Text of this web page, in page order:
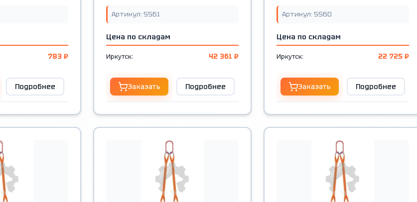
783 ₽
Подробнее
Артикул: 5561
Цена по складам
Иркутск: 42 361 ₽
Заказать Подробнее
Артикул: 5560
Цена по складам
Иркутск: 22 725 ₽
Заказать Подробнее